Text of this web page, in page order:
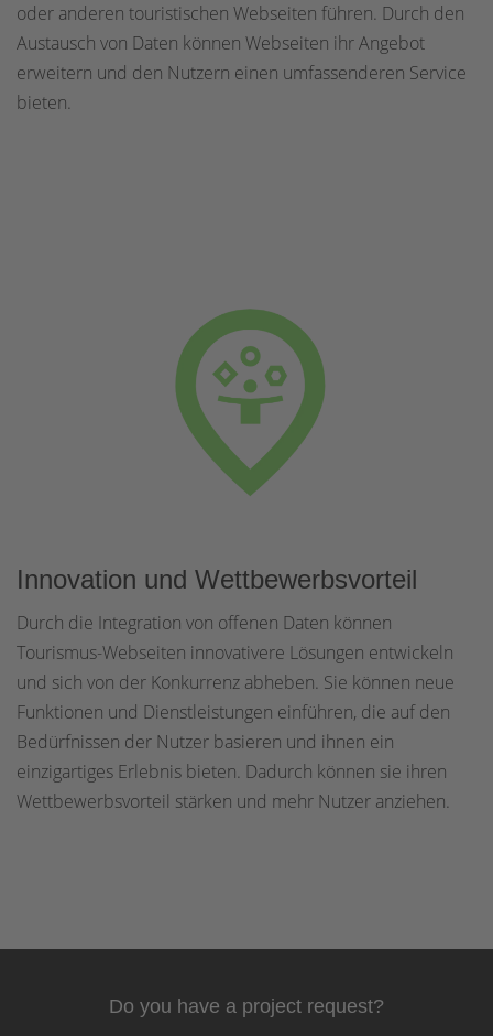
oder anderen touristischen Webseiten führen. Durch den
Austausch von Daten können Webseiten ihr Angebot
erweitern und den Nutzern einen umfassenderen Service
bieten.
Innovation und Wettbewerbsvorteil
Durch die Integration von offenen Daten können
Tourismus-Webseiten innovativere Lösungen entwickeln
und sich von der Konkurrenz abheben. Sie können neue
Funktionen und Dienstleistungen einführen, die auf den
Bedürfnissen der Nutzer basieren und ihnen ein
einzigartiges Erlebnis bieten. Dadurch können sie ihren
Wettbewerbsvorteil stärken und mehr Nutzer anziehen.
Do you have a project request?